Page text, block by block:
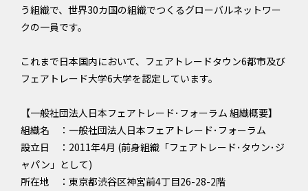
う組織で、世界30カ国の組織でつくるグローバルネットワー
クの一員です。
これまで日本国内において、フェアトレードタウン6都市及び
フェアトレード大学6大学を認定しています。
【一般社団法人日本フェアトレード･フォーラム 組織概要】
組織名 ：一般社団法人日本フェアトレード･フォーラム
設⽴⽇ ：2011年4月 (前身組織「フェアトレード･タウン･ジ
ャパン」として)
所在地 ：東京都渋谷区神宮前4丁目26-28-2階